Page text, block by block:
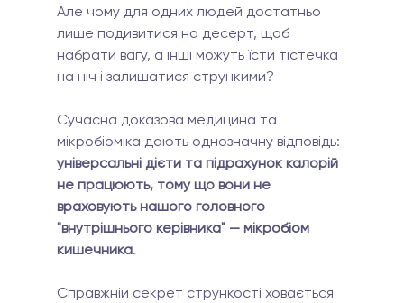
Але чому для одних людей достатньо
лише подивитися на десерт, щоб
набрати вагу, а інші можуть їсти тістечка
на ніч і залишатися стрункими?
Сучасна доказова медицина та
мікробіоміка дають однозначну відповідь:
універсальні дієти та підрахунок калорій
не працюють, тому що вони не
враховують нашого головного
"внутрішнього керівника" — мікробіом
кишечника.
Справжній секрет стрункості ховається